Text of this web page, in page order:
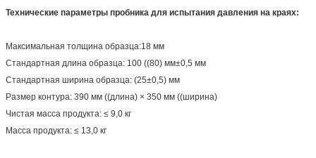
Технические параметры пробника для испытания давления на краях:
Максимальная толщина образца:18 мм
Стандартная длина образца: 100 ((80) мм±0,5 мм
Стандартная ширина образца: (25±0,5) мм
Размер контура: 390 мм ((длина) × 350 мм ((ширина)
Чистая масса продукта: ≤ 9,0 кг
Масса продукта: ≤ 13,0 кг